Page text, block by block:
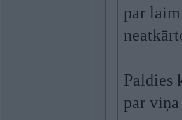
par
Paldies
par